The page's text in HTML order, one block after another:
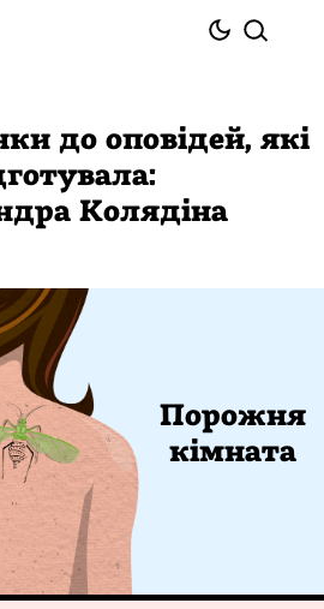
до оповідей, які
Колядіна
Порожня
кімната